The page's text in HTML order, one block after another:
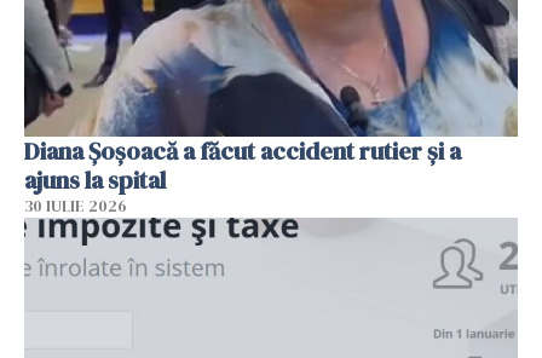
Diana Șoșoacă a făcut accident rutier și a
ajuns la spital
30 IULIE 2026